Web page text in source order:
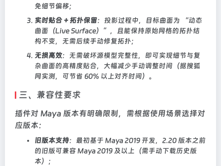
免细节偏移；
实时贴合 + 拓扑保留：投影过程中，目标曲面为 “动态
曲面（Live Surface）”，且能保持原始网格的拓扑结
构不变，无需后续手动修复拓扑；
无损高效：无需破坏源模型完整性，即可实现细节与复
杂曲面的高精度贴合，大幅减少手动调整时间（据搜狐
网实测，可节省 60% 以上对齐时间）。
三、兼容性要求
插件对 Maya 版本有明确限制，需根据使用场景选择对
应版本：
旧版本支持：最初基于 Maya 2019 开发，2.20 版本之前
的旧版可兼容 Maya 2019 及以上（需手动下载历史版
本）；